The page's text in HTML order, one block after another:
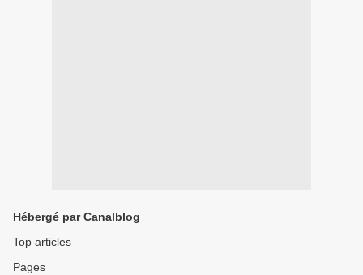
Hébergé par Canalblog
Top articles
Pages